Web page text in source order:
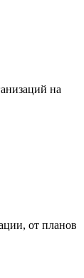
на
от планов